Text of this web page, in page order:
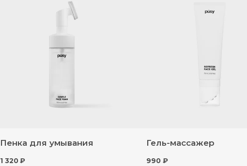
Пенка для умывания
1 320 ₽
Гель-массажер
990 ₽